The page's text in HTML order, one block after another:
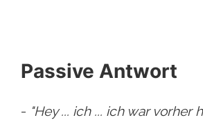
Passive Antwort
- "Hey ... ich ... ich war vorher